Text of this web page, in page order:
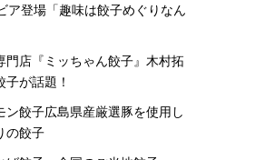
ア登場「趣味は餃子めぐりなん
門店『ミッちゃん餃子』木村拓
が話題！
ン餃子広島県産厳選豚を使用し
の餃子